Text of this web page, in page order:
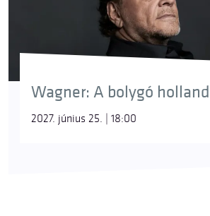
Wagner: A bolygó
2027. június 25. | 18:00